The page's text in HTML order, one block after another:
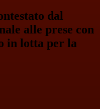
dal
alle prese con
in lotta per la